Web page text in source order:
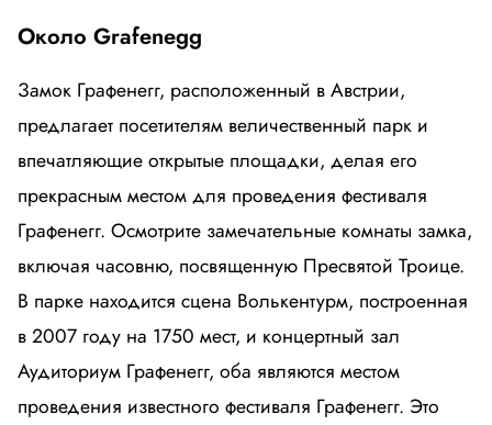
Около Grafenegg
Замок Графенегг, расположенный в Австрии,
предлагает посетителям величественный парк и
впечатляющие открытые площадки, делая его
прекрасным местом для проведения фестиваля
Графенегг. Осмотрите замечательные комнаты замка,
включая часовню, посвященную Пресвятой Троице.
В парке находится сцена Волькентурм, построенная
в 2007 году на 1750 мест, и концертный зал
Аудиториум Графенегг, оба являются местом
проведения известного фестиваля Графенегг. Это